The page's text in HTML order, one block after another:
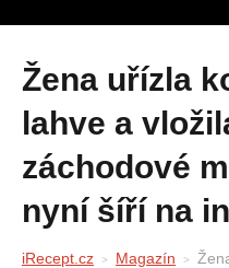
Žena uřízla kousek PET
lahve a
záchodové
nyní šíří na
iRecept.cz Magazín